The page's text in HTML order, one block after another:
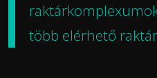
több elérhető